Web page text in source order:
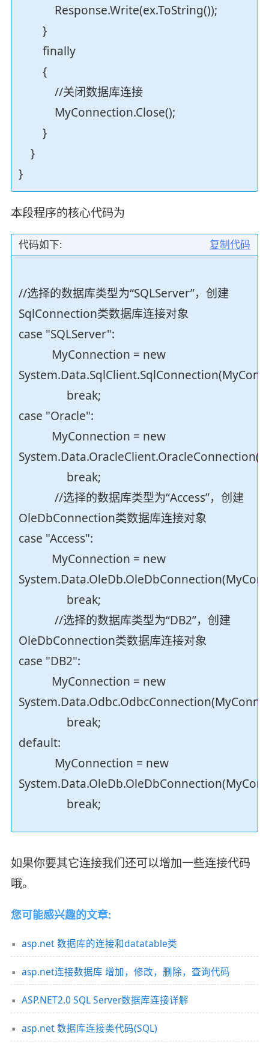
Response.Write(ex.ToString());
}
finally
{
//关闭数据库连接
MyConnection.Close();
}
}
}
本段程序的核心代码为
复制代码
代码如下:
//选择的数据库类型为“SQLServer”，创建
SqlConnection类数据库连接对象
case "SQLServer":
MyConnection = new
break;
case "Oracle":
MyConnection = new
break;
//选择的数据库类型为“Access”，创建
OleDbConnection类数据库连接对象
case "Access":
MyConnection = new
break;
//选择的数据库类型为“DB2”，创建
OleDbConnection类数据库连接对象
case "DB2":
MyConnection = new
break;
default:
MyConnection = new
break;
如果你要其它连接我们还可以增加一些连接代码
哦。
您可能感兴趣的文章:
asp.net 数据库的连接和datatable类
asp.net连接数据库 增加，修改，删除，查询代码
ASP.NET2.0 SQL Server数据库连接详解
asp.net 数据库连接类代码(SQL)